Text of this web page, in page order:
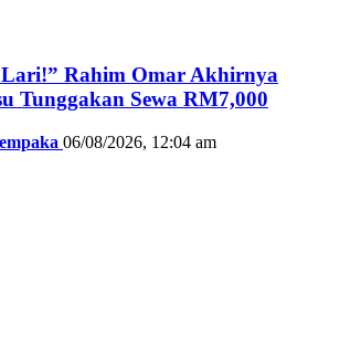
Lari!” Rahim Omar Akhirnya
Tunggakan Sewa RM7,000
06/08/2026, 12:04 am